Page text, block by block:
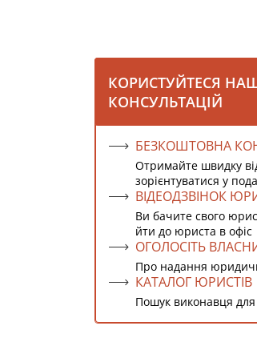
КОРИСТУЙТЕСЯ
КОНСУЛЬТАЦІЙ
БЕЗКОШТОВНА
Отримайте швидку
зорієнтуватися у
ВІДЕОДЗВІНОК
Ви бачите свого
йти до юриста в офіс
ОГОЛОСІТЬ
Про надання
КАТАЛОГ ЮРИСТІВ
Пошук виконавця